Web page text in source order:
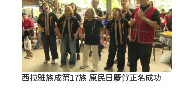
西拉雅族成第17族 原民日慶賀正名成功